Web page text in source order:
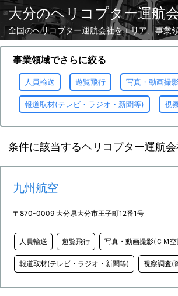
大分のヘリコプター運航
全国のヘリコプター運航会社をエリア、事業
事業領域でさらに絞る
人員輸送 遊覧飛行 写真・動画撮
報道取材(テレビ・ラジオ・新聞等) 視
条件に該当するヘリコプター運航
九州航空
〒870-0009 大分県大分市王子町12番1号
人員輸送 遊覧飛行 写真・動画撮影(ＣＭ
報道取材(テレビ・ラジオ・新聞等) 視察調査(